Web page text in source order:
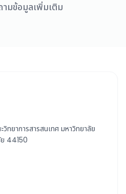
มข้อมูลเพิ่มเติม
ทยาการสารสนเทศ มหาวิทยาลัย
44150